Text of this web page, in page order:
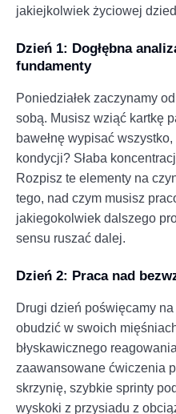
jakiejkolwiek życiowej
Dzień 1: Dogłębna
fundamenty
Poniedziałek zaczynamy
sobą. Musisz wziąć kartkę
bawełnę wypisać
kondycji? Słaba
Rozpisz te elementy na
tego, nad czym musisz
jakiegokolwiek dalszego
sensu ruszać dalej.
Dzień 2: Praca nad
Drugi dzień poświęcamy
obudzić w swoich
błyskawicznego
zaawansowane ćwiczenia
skrzynię, szybkie sprinty
wyskoki z przysiadu z